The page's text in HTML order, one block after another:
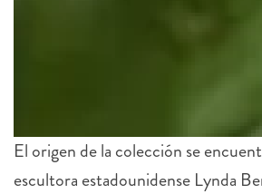
El origen de la colección se
escultora estadounidense Lynda